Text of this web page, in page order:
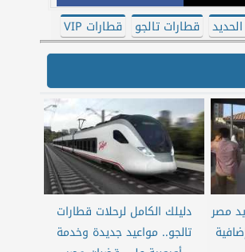
قطارات تالجو قطارات VIP
مصر
دليلك الكامل لرحلات قطارات
تالجو.. مواعيد جديدة وخدمة